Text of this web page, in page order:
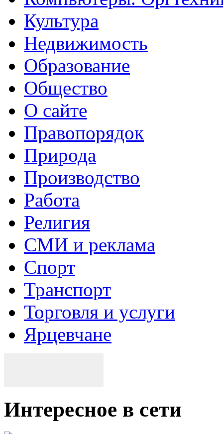
Культура
Недвижимость
Образование
Общество
О сайте
Правопорядок
Природа
Производство
Работа
Религия
СМИ и реклама
Спорт
Транспорт
Торговля и услуги
Ярцевчане
Интересное в сети